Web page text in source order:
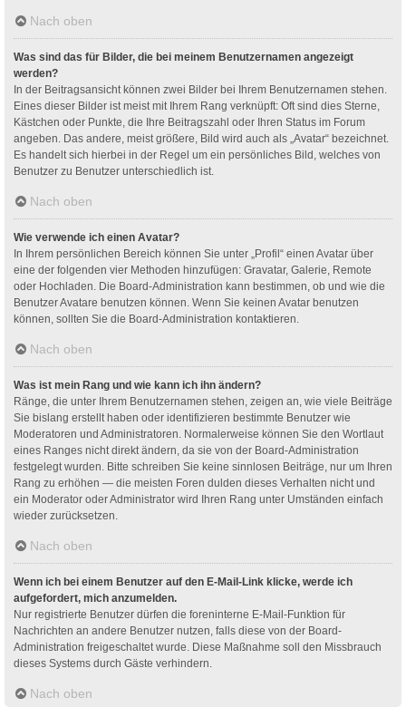
Nach oben
Was sind das für Bilder, die bei meinem Benutzernamen angezeigt
werden?
In der Beitragsansicht können zwei Bilder bei Ihrem Benutzernamen stehen.
Eines dieser Bilder ist meist mit Ihrem Rang verknüpft: Oft sind dies Sterne,
Kästchen oder Punkte, die Ihre Beitragszahl oder Ihren Status im Forum
angeben. Das andere, meist größere, Bild wird auch als „Avatar“ bezeichnet.
Es handelt sich hierbei in der Regel um ein persönliches Bild, welches von
Benutzer zu Benutzer unterschiedlich ist.
Nach oben
Wie verwende ich einen Avatar?
In Ihrem persönlichen Bereich können Sie unter „Profil“ einen Avatar über
eine der folgenden vier Methoden hinzufügen: Gravatar, Galerie, Remote
oder Hochladen. Die Board-Administration kann bestimmen, ob und wie die
Benutzer Avatare benutzen können. Wenn Sie keinen Avatar benutzen
können, sollten Sie die Board-Administration kontaktieren.
Nach oben
Was ist mein Rang und wie kann ich ihn ändern?
Ränge, die unter Ihrem Benutzernamen stehen, zeigen an, wie viele Beiträge
Sie bislang erstellt haben oder identifizieren bestimmte Benutzer wie
Moderatoren und Administratoren. Normalerweise können Sie den Wortlaut
eines Ranges nicht direkt ändern, da sie von der Board-Administration
festgelegt wurden. Bitte schreiben Sie keine sinnlosen Beiträge, nur um Ihren
Rang zu erhöhen — die meisten Foren dulden dieses Verhalten nicht und
ein Moderator oder Administrator wird Ihren Rang unter Umständen einfach
wieder zurücksetzen.
Nach oben
Wenn ich bei einem Benutzer auf den E-Mail-Link klicke, werde ich
aufgefordert, mich anzumelden.
Nur registrierte Benutzer dürfen die foreninterne E-Mail-Funktion für
Nachrichten an andere Benutzer nutzen, falls diese von der Board-
Administration freigeschaltet wurde. Diese Maßnahme soll den Missbrauch
dieses Systems durch Gäste verhindern.
Nach oben